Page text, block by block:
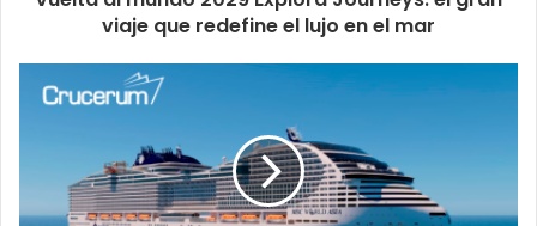
viaje que redefine el lujo en el mar